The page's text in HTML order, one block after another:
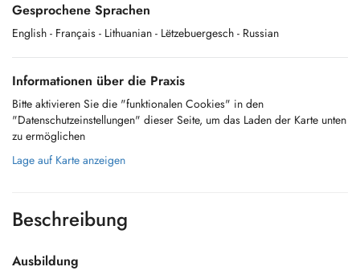
Gesprochene Sprachen
English - Français - Lithuanian - Lëtzebuergesch - Russian
Informationen über die Praxis
Bitte aktivieren Sie die "funktionalen Cookies" in den
"Datenschutzeinstellungen" dieser Seite, um das Laden der Karte unten
zu ermöglichen
Lage auf Karte anzeigen
Beschreibung
Ausbildung